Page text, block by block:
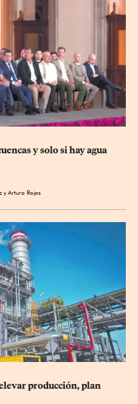
y solo si hay agua
yArturo Rojas
producción, plan